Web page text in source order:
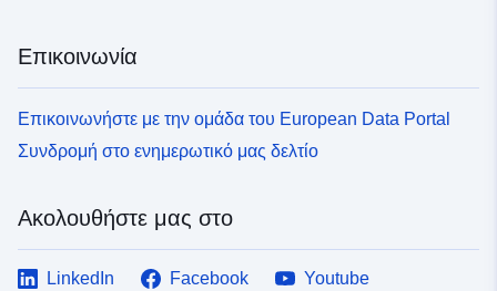
Επικοινωνία
Επικοινωνήστε με την ομάδα του European Data Portal
Συνδρομή στο ενημερωτικό μας δελτίο
Ακολουθήστε μας στο
LinkedIn Facebook
Youtube